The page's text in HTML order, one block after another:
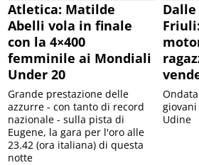
Atletica: Matilde
Abelli vola in finale
con la 4×400
femminile ai Mondiali
Under 20
Grande prestazione delle
azzurre - con tanto di record
nazionale - sulla pista di
Eugene, la gara per l'oro alle
23.42 (ora italiana) di questa
notte
Dalle
Udine